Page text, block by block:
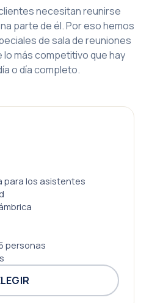
necesitan reunirse
parte de él. Por eso hemos
de sala de reuniones
lo más competitivo que hay
o día completo.
para los asistentes
personas